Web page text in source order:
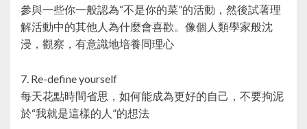
參與一些你一般認為“不是你的菜”的活動，然後試著理
解活動中的其他人為什麼會喜歡。像個人類學家般沈
浸，觀察，有意識地培養同理心
7. Re-define yourself
每天花點時間省思，如何能成為更好的自己，不要拘泥
於“我就是這樣的人”的想法